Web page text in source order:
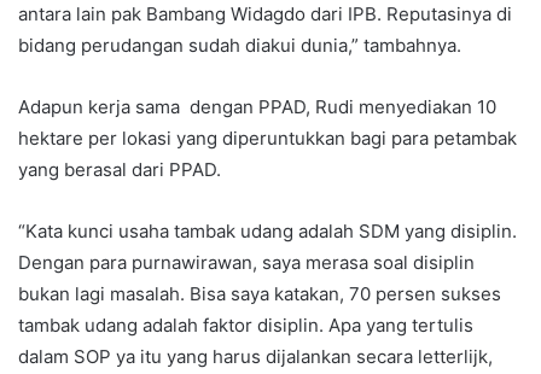
antara lain pak Bambang Widagdo dari IPB. Reputasinya di
bidang perudangan sudah diakui dunia,” tambahnya.
Adapun kerja sama dengan PPAD, Rudi menyediakan 10
hektare per lokasi yang diperuntukkan bagi para petambak
yang berasal dari PPAD.
“Kata kunci usaha tambak udang adalah SDM yang disiplin.
Dengan para purnawirawan, saya merasa soal disiplin
bukan lagi masalah. Bisa saya katakan, 70 persen sukses
tambak udang adalah faktor disiplin. Apa yang tertulis
dalam SOP ya itu yang harus dijalankan secara letterlijk,